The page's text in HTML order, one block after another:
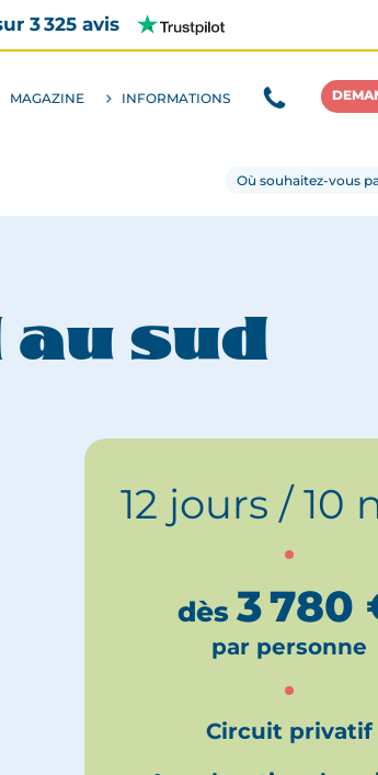
3 325 avis
MAGAZINE INFORMATIONS
au sud
12 jours / 10
dès3 780
par personne
Circuit privatif